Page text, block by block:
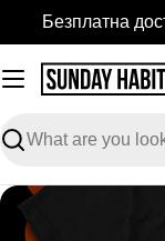
to
content
Безплатна
Search